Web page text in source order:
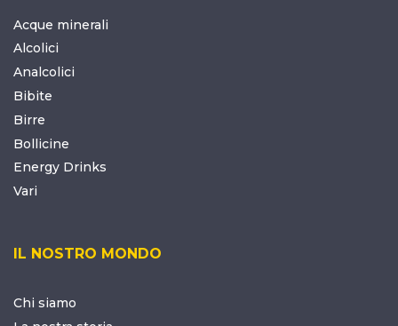
Acque minerali
Alcolici
Analcolici
Bibite
Birre
Bollicine
Energy Drinks
Vari
IL NOSTRO MONDO
Chi siamo